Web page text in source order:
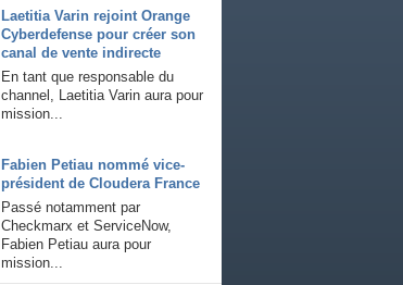
Laetitia Varin rejoint Orange
Cyberdefense pour créer son
canal de vente indirecte
En tant que responsable du
channel, Laetitia Varin aura pour
mission...
Fabien Petiau nommé vice-
président de Cloudera France
Passé notamment par
Checkmarx et ServiceNow,
Fabien Petiau aura pour
mission...